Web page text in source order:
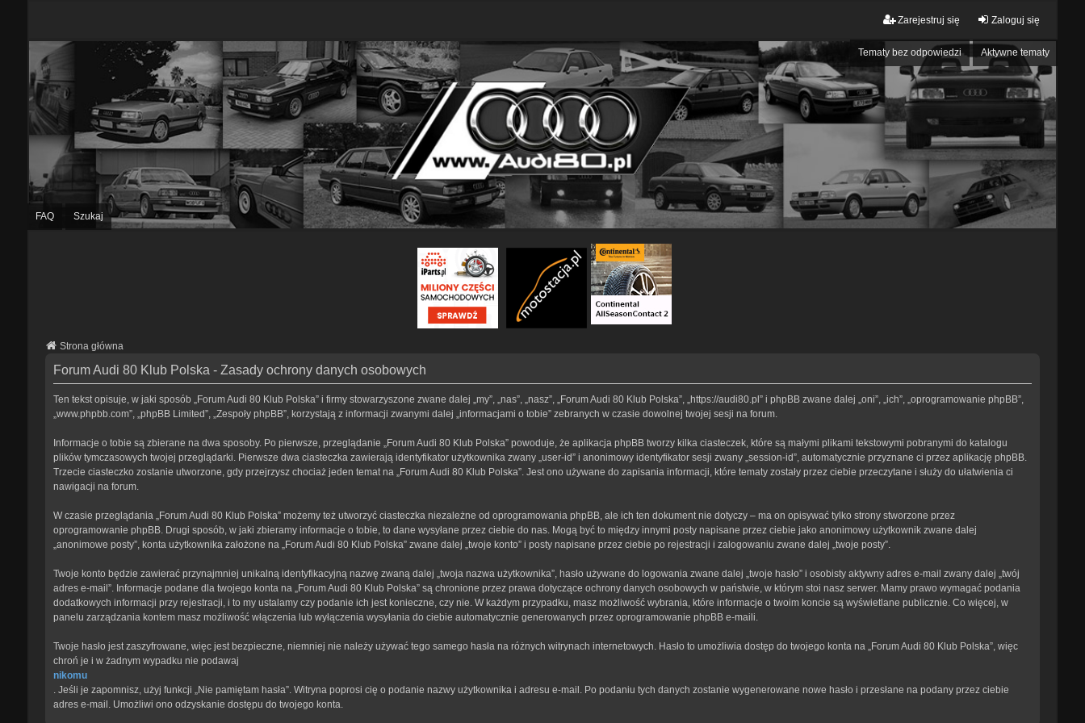
Zaloguj się
Zarejestruj się
Tematy bez odpowiedzi Aktywne tematy
FAQ Szukaj
Strona główna
Forum Audi 80 Klub Polska - Zasady ochrony danych osobowych
Ten tekst opisuje, w jaki sposób „Forum Audi 80 Klub Polska” i firmy stowarzyszone zwane dalej „my”, „nas”, „nasz”, „Forum Audi 80 Klub Polska”, „https://audi80.pl” i phpBB zwane dalej „oni”, „ich”, „oprogramowanie phpBB”,
„www.phpbb.com”, „phpBB Limited”, „Zespoły phpBB”, korzystają z informacji zwanymi dalej „informacjami o tobie” zebranych w czasie dowolnej twojej sesji na forum.
Informacje o tobie są zbierane na dwa sposoby. Po pierwsze, przeglądanie „Forum Audi 80 Klub Polska” powoduje, że aplikacja phpBB tworzy kilka ciasteczek, które są małymi plikami tekstowymi pobranymi do katalogu
plików tymczasowych twojej przeglądarki. Pierwsze dwa ciasteczka zawierają identyfikator użytkownika zwany „user-id” i anonimowy identyfikator sesji zwany „session-id”, automatycznie przyznane ci przez aplikację phpBB.
Trzecie ciasteczko zostanie utworzone, gdy przejrzysz chociaż jeden temat na „Forum Audi 80 Klub Polska”. Jest ono używane do zapisania informacji, które tematy zostały przez ciebie przeczytane i służy do ułatwienia ci
nawigacji na forum.
W czasie przeglądania „Forum Audi 80 Klub Polska” możemy też utworzyć ciasteczka niezależne od oprogramowania phpBB, ale ich ten dokument nie dotyczy – ma on opisywać tylko strony stworzone przez
oprogramowanie phpBB. Drugi sposób, w jaki zbieramy informacje o tobie, to dane wysyłane przez ciebie do nas. Mogą być to między innymi posty napisane przez ciebie jako anonimowy użytkownik zwane dalej
„anonimowe posty”, konta użytkownika założone na „Forum Audi 80 Klub Polska” zwane dalej „twoje konto” i posty napisane przez ciebie po rejestracji i zalogowaniu zwane dalej „twoje posty”.
Twoje konto będzie zawierać przynajmniej unikalną identyfikacyjną nazwę zwaną dalej „twoja nazwa użytkownika”, hasło używane do logowania zwane dalej „twoje hasło” i osobisty aktywny adres e-mail zwany dalej „twój
adres e-mail”. Informacje podane dla twojego konta na „Forum Audi 80 Klub Polska” są chronione przez prawa dotyczące ochrony danych osobowych w państwie, w którym stoi nasz serwer. Mamy prawo wymagać podania
dodatkowych informacji przy rejestracji, i to my ustalamy czy podanie ich jest konieczne, czy nie. W każdym przypadku, masz możliwość wybrania, które informacje o twoim koncie są wyświetlane publicznie. Co więcej, w
panelu zarządzania kontem masz możliwość włączenia lub wyłączenia wysyłania do ciebie automatycznie generowanych przez oprogramowanie phpBB e-maili.
Twoje hasło jest zaszyfrowane, więc jest bezpieczne, niemniej nie należy używać tego samego hasła na różnych witrynach internetowych. Hasło to umożliwia dostęp do twojego konta na „Forum Audi 80 Klub Polska”, więc
chroń je i w żadnym wypadku nie podawaj
nikomu
. Jeśli je zapomnisz, użyj funkcji „Nie pamiętam hasła”. Witryna poprosi cię o podanie nazwy użytkownika i adresu e-mail. Po podaniu tych danych zostanie wygenerowane nowe hasło i przesłane na podany przez ciebie
adres e-mail. Umożliwi ono odzyskanie dostępu do twojego konta.